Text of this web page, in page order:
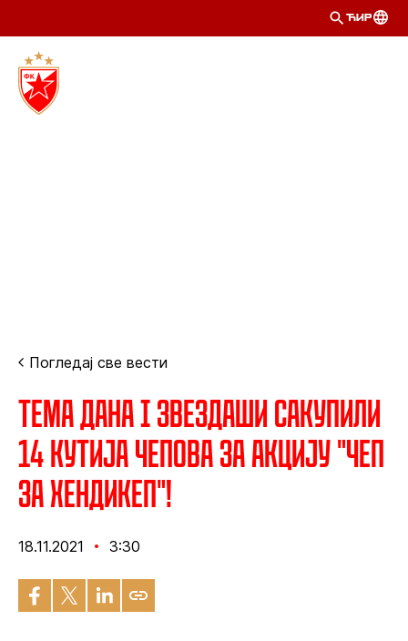
ЋИР
Погледај све вести
Тема дана I Звездаши сакупили
14 кутија чепова за акцију "Чеп
за хендикеп"!
18.11.2021 3:30